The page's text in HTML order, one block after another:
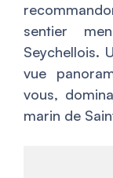
sentier
Seychellois.
vue
vous,
marin de